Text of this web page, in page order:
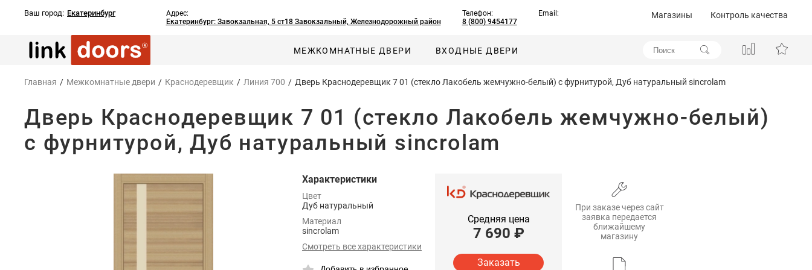
Ваш город: Екатеринбург
Адрес:
Екатеринбург: Завокзальная, 5 ст18 Завокзальный, Железнодорожный район
Телефон:
8 (800) 9454177
Email: Магазины Контроль качества
МЕЖКОМНАТНЫЕ ДВЕРИ ВХОДНЫЕ ДВЕРИ
Главная / Межкомнатные двери / Краснодеревщик / Линия 700 / Дверь Краснодеревщик 7 01 (стекло Лакобель жемчужно-белый) с фурнитурой, Дуб натуральный sincrolam
Дверь Краснодеревщик 7 01 (стекло Лакобель жемчужно-белый)
с фурнитурой, Дуб натуральный sincrolam
Характеристики
Цвет
Дуб натуральный
Материал
sincrolam
Смотреть все характеристики
Средняя цена
7 690 ₽
Заказать
При заказе через сайт
заявка передается
ближайшему
магазину